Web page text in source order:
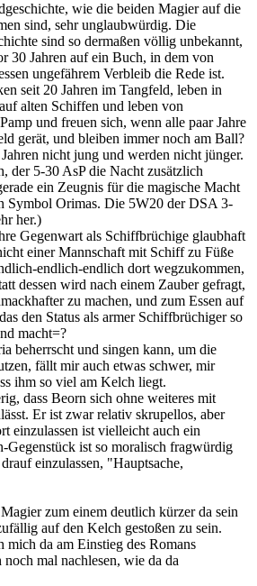
wie die beiden Magier auf die
sind, sehr unglaubwürdig. Die
sind so dermaßen völlig unbekannt,
30 Jahren auf ein Buch, in dem von
ungefährem Verbleib die Rede ist.
seit 20 Jahren im Tangfeld, leben in
alten Schiffen und leben von
und freuen sich, wenn alle paar Jahre
gerät, und bleiben immer noch am Ball?
nicht jung und werden nicht jünger.
der 5-30 AsP die Nacht zusätzlich
ein Zeugnis für die magische Macht
Symbol Orimas. Die 5W20 der DSA 3-
her.)
Gegenwart als Schiffbrüchige glaubhaft
einer Mannschaft mit Schiff zu Füße
endlich-endlich dort wegzukommen,
dessen wird nach einem Zauber gefragt,
zu machen, und zum Essen auf
den Status als armer Schiffbrüchiger so
macht=?
beherrscht und singen kann, um die
fällt mir auch etwas schwer, mir
ihm so viel am Kelch liegt.
dass Beorn sich ohne weiteres mit
Er ist zwar relativ skrupellos, aber
einzulassen ist vielleicht auch ein
Gegenstück ist so moralisch fragwürdig
einzulassen, "Hauptsache,
zum einem deutlich kürzer da sein
auf den Kelch gestoßen zu sein.
da am Einstieg des Romans
noch mal nachlesen, wie da da